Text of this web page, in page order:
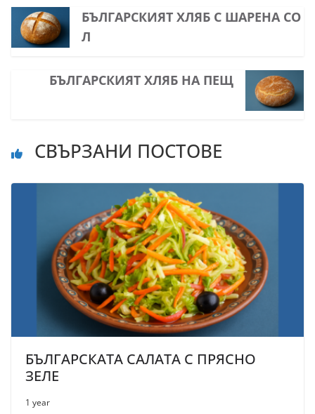
БЪЛГАРСКИЯТ ХЛЯБ С ШАРЕНА СО
Л
БЪЛГАРСКИЯТ ХЛЯБ НА ПЕЩ
СВЪРЗАНИ ПОСТОВЕ
БЪЛГАРСКАТА САЛАТА С ПРЯСНО
ЗЕЛЕ
1 year